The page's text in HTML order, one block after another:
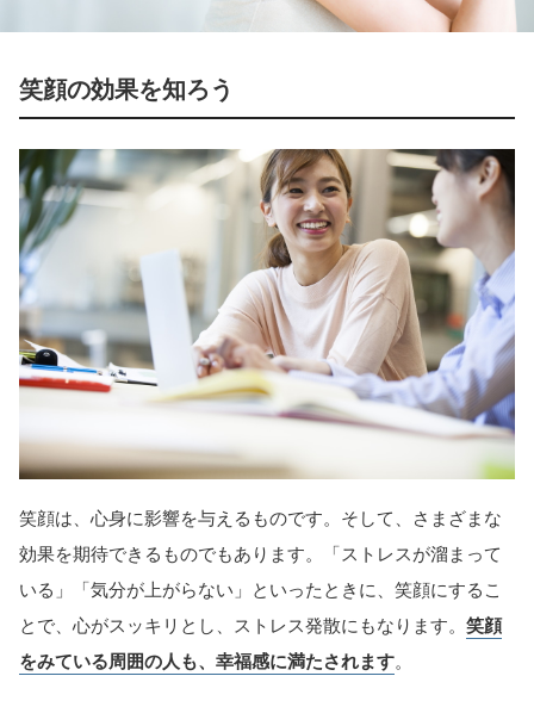
笑顔の効果を知ろう
笑顔は、心身に影響を与えるものです。そして、さまざまな
効果を期待できるものでもあります。「ストレスが溜まって
いる」「気分が上がらない」といったときに、笑顔にするこ
とで、心がスッキリとし、ストレス発散にもなります。 笑顔
をみている周囲の人も、幸福感に満たされます。